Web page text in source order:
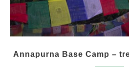
Annapurna Base Camp –